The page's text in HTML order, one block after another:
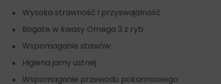
Wysoka strawność i przyswajalność
Bogate w kwasy Omega 3 z ryb
Wspomaganie stawów
Higiena jamy ustnej
Wspomaganie przewodu pokarmowego